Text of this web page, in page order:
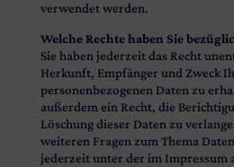
verwendet werden.
Welche Rechte haben Sie
Sie haben jederzeit das Recht
Herkunft, Empfänger und Zweck
personenbezogenen Daten zu
außerdem ein Recht, die
Löschung dieser Daten zu
weiteren Fragen zum Thema
jederzeit unter der im Impressum